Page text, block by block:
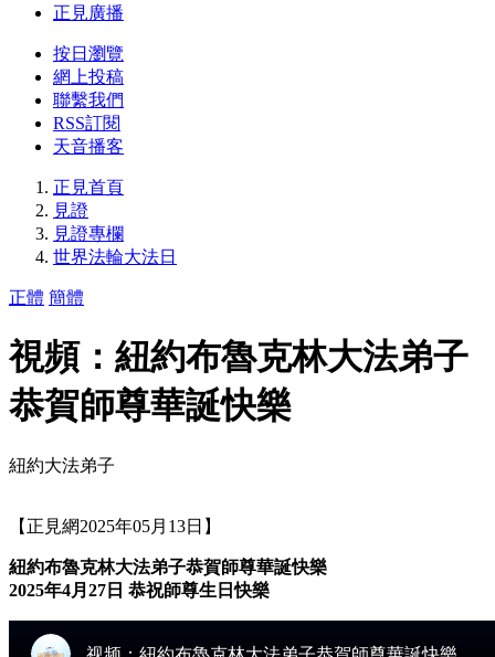
正見廣播
按日瀏覽
網上投稿
聯繫我們
RSS訂閱
天音播客
正見首頁
見證
見證專欄
世界法輪大法日
正體 簡體
視頻：紐約布魯克林大法弟子
恭賀師尊華誕快樂
紐約大法弟子
【正見網2025年05月13日】
紐約布魯克林大法弟子恭賀師尊華誕快樂
2025年4月27日 恭祝師尊生日快樂